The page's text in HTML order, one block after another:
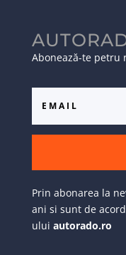
Abonează-te petru
Prin abonarea la
ani si sunt de
ului autorado.ro